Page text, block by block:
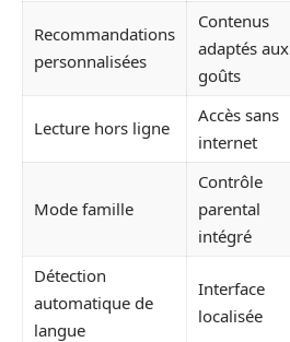
Recommandations
personnalisées
Contenus
adaptés aux
goûts
Lecture hors ligne
Accès sans
internet
Mode famille
Contrôle
parental
intégré
Détection
automatique de
langue
Interface
localisée